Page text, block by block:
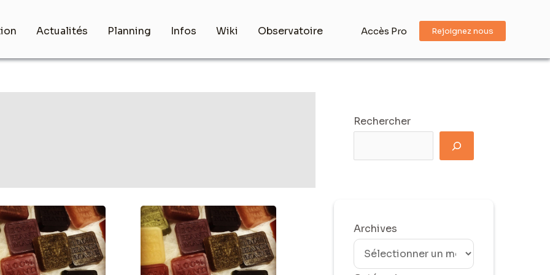
Actualités Planning Infos Wiki Observatoire Accès Pro Rejoignez nous
Atelier
de
fabrication
de
Rechercher
Archives